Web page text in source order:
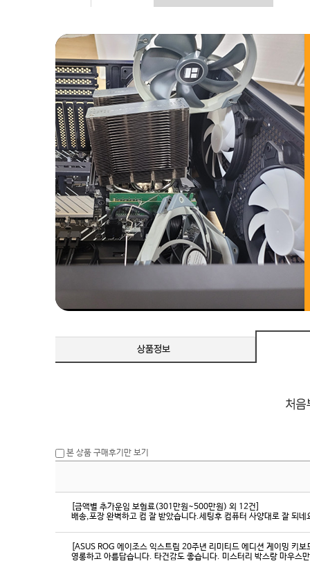
본 상품 구매후기만 보기
[금액별 추가운임 보험료(301만원~500만원) 외 12건]
배송,포장 완벽하고 컴 잘 받았습니다.세팅후 컴퓨터 사양대로 잘 되
[ASUS ROG 에이조스 익스트림 20주년 리미티드 에디션 게이밍 키
영롱하고 아름답습니다. 타건감도 좋습니다. 미스터리 박스랑 마우스